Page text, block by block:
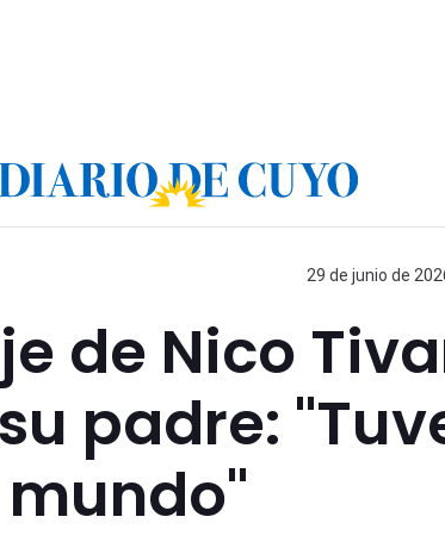
29 de junio de
de Nico
padre: